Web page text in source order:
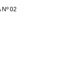
02